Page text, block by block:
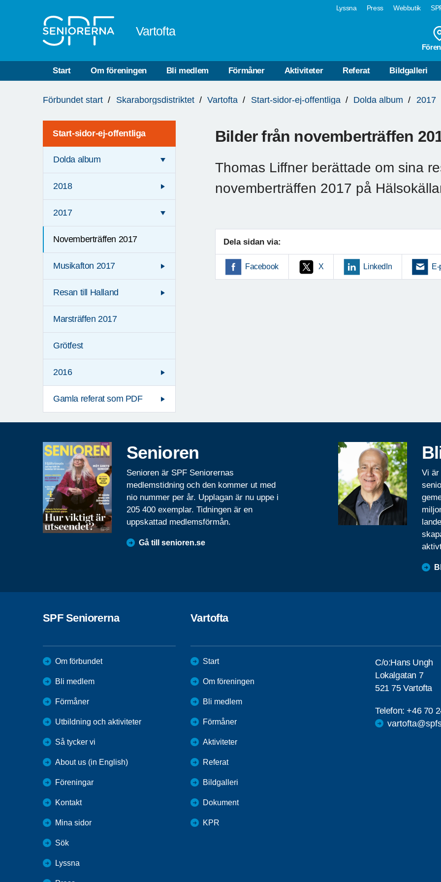
Lyssna Press Webbutik
Vartofta
Start Om föreningen Bli medlem Förmåner Aktiviteter Referat Bildgalleri
är
Förbundet start Skaraborgsdistriktet Vartofta Start-sidor-ej-offentliga Dolda album 2017
Start-sidor-ej-offentliga
Dolda album
2018
2017
Novemberträffen 2017
Musikafton 2017
Resan till Halland
Marsträffen 2017
Grötfest
2016
Gamla referat som PDF
Bilder från novemberträffen
Thomas Liffner berättade om sina
novemberträffen 2017 på
Dela sidan via:
Facebook X LinkedIn
Senioren
Senioren är SPF Seniorernas
medlemstidning och den kommer ut med
nio nummer per år. Upplagan är nu uppe i
205 400 exemplar. Tidningen är en
uppskattad medlemsförmån.
Gå till senioren.se
Vi är
SPF Seniorerna
Om förbundet
Bli medlem
Förmåner
Utbildning och aktiviteter
Så tycker vi
About us (in English)
Föreningar
Kontakt
Mina sidor
Sök
Lyssna
Vartofta
Start
Om föreningen
Bli medlem
Förmåner
Aktiviteter
Referat
Bildgalleri
Dokument
KPR
C/o:Hans Ungh
Lokalgatan 7
521 75 Vartofta
Telefon:+46 70